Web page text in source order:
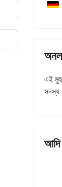
এই
সদস্য
আদি